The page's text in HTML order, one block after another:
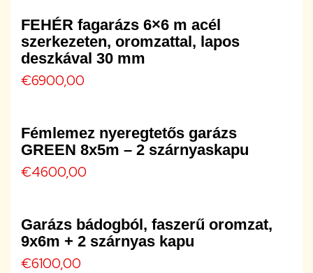
FEHÉR fagarázs 6×6 m acél
szerkezeten, oromzattal, lapos
deszkával 30 mm
€6900,00
Fémlemez nyeregtetős garázs
GREEN 8x5m – 2 szárnyaskapu
€4600,00
Garázs bádogból, faszerű oromzat,
9x6m + 2 szárnyas kapu
€6100,00